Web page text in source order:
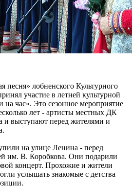
песня» лобненского Культурного
участие в летней культурной
час». Это сезонное мероприятие
лет - артисты местных ДК
и выступают перед жителями и
на улице Ленина - перед
им. В. Коробкова. Они подарили
концерт. Прохожие и жители
услышать знакомые с детства